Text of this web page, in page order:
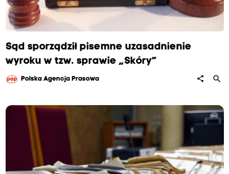
Sąd sporządził pisemne uzasadnienie
wyroku w tzw. sprawie „Skóry”
Polska Agencja Prasowa share search